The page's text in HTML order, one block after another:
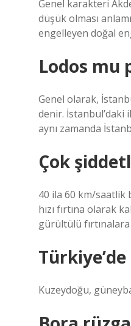
Genel karakteri
düşük olması
engelleyen doğal
Lodos mu
Genel olarak,
denir. İstanbul’daki
aynı zamanda
Çok
40 ila 60 km/saatlik
hızı fırtına olarak
gürültülü
Kuzeydoğu,